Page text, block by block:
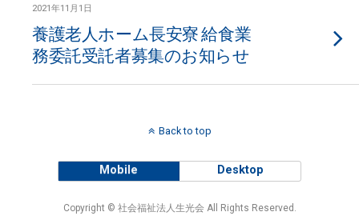
2021年11月1日
養護老人ホーム長安寮 給食業
務委託受託者募集のお知らせ
Back to top
Mobile Desktop
Copyright © 社会福祉法人生光会 All Rights Reserved.